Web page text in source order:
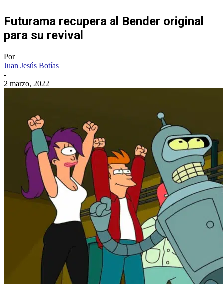
Futurama recupera al Bender original
para su revival
Por
Juan Jesús Botías
-
2 marzo, 2022